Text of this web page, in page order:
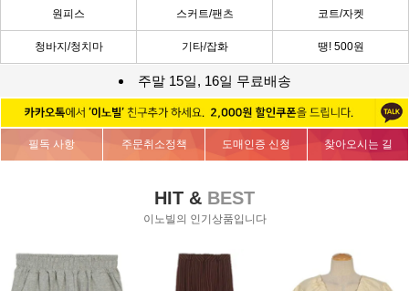
원피스 스커트/팬츠 코트/자켓
청바지/청치마 기타/잡화 땡! 500원
주말 15일, 16일 무료배송
필독 사항 주문취소정책 도매인증 신청 찾아오시는 길
HIT & BEST
이노빌의 인기상품입니다